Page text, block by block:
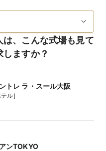
、こんな式場も見て
ますか？
トレ ラ・スール大阪
ル］
ンTOKYO